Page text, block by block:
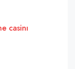
casinı